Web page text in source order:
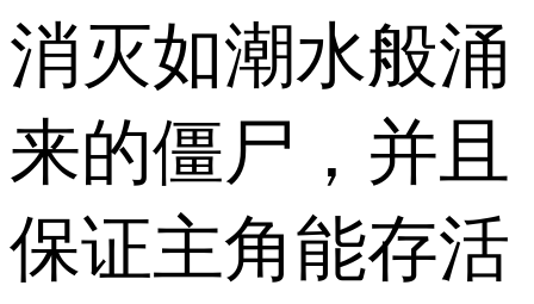
消灭如潮水般涌
来的僵尸，并且
保证主角能存活